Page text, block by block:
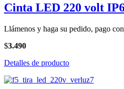
Cinta LED 220 volt
Llámenos y haga su pedido, pago
$3.490
Detalles de producto